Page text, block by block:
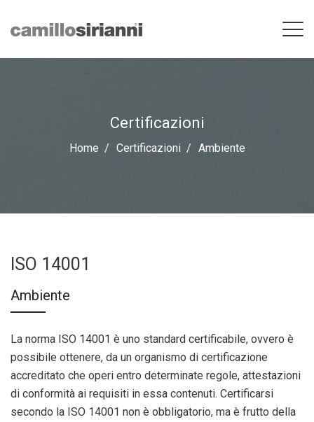
Certificazioni
Home Certificazioni Ambiente
ISO 14001
Ambiente
La norma ISO 14001 è uno standard certificabile, ovvero è
possibile ottenere, da un organismo di certificazione
accreditato che operi entro determinate regole, attestazioni
di conformità ai requisiti in essa contenuti. Certificarsi
secondo la ISO 14001 non è obbligatorio, ma è frutto della